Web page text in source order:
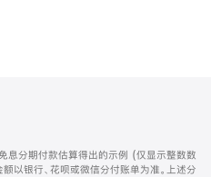
息分期付款估算得出的示例 (仅显示整数数
以银行、花呗或微信分付账单为准。上述分